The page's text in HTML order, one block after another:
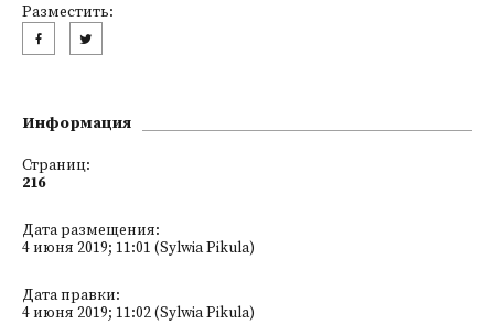
Разместить:
Информация
Страниц:
216
Дата размещения:
4 июня 2019; 11:01 (Sylwia Pikula)
Дата правки:
4 июня 2019; 11:02 (Sylwia Pikula)